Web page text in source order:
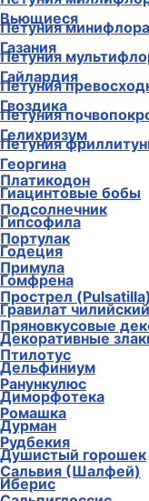
Петуния минифлора
Петуния
Петуния
Петуния
Петуния
Платикодон
Подсолнечник
Портулак
Примула
Прострел (Pulsatilla)
Пряновкусовые
Птилотус
Ранункулюс
Ромашка
Рудбекия
Сальвия (Шалфей)
Вьющиеся
Газания
Гайлардия
Гвоздика
Гелихризум
Георгина
Гиацинтовые бобы
Гипсофила
Годеция
Гомфрена
Гравилат чилийский
Декоративные
Дельфиниум
Диморфотека
Дурман
Душистый горошек
Иберис